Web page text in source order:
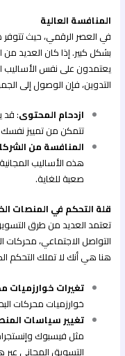
المنافسة العالية
في العصر الرقمي، حيث تتوفر
بشكل كبير. إذا كان العديد
يعتمدون على نفس الأساليب
التدوين، فإن الوصول إلى
ازدحام المحتوى: قد
تتمكن من تمييز نفسك
المنافسة من
هذه الأساليب
صعبة للغاية.
قلة التحكم في المنصات
تعتمد العديد من طرق
التواصل الاجتماعي، محركات
هنا هي أنك لا تملك التحكم
تغيرات خوارزميات
خوارزميات محركات
تغيير سياسات
مثل فيسبوك
التسويق المجاني